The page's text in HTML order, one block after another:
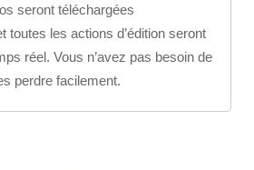
seront téléchargées
toutes les actions d’édition seront
réel. Vous n’avez pas besoin de
perdre facilement.